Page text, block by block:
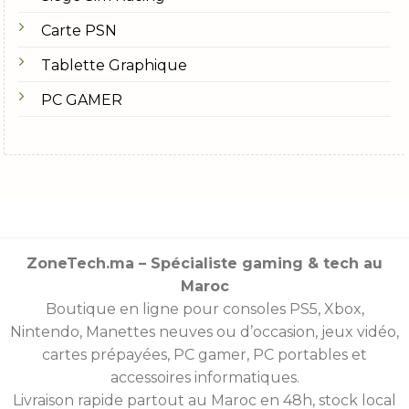
Carte PSN
Tablette Graphique
PC GAMER
ZoneTech.ma – Spécialiste gaming & tech au
Maroc
Boutique en ligne pour consoles PS5, Xbox,
Nintendo, Manettes neuves ou d’occasion, jeux vidéo,
cartes prépayées, PC gamer, PC portables et
accessoires informatiques.
Livraison rapide partout au Maroc en 48h, stock local